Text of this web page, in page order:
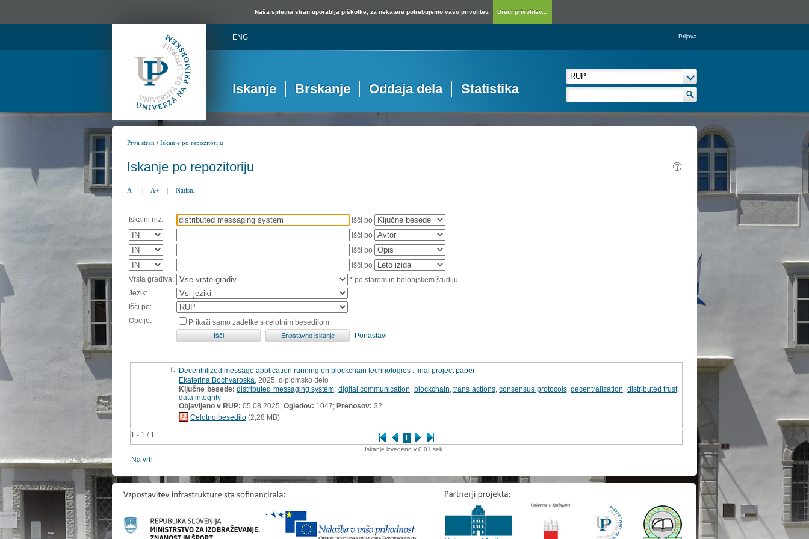
Naša spletna stran uporablja piškotke, za nekatere potrebujemo vašo privolitev. Uredi privolitev...
ENG Prijava
Iskanje Brskanje Oddaja dela Statistika
Prva stran /Iskanje po repozitoriju
Iskanje po repozitoriju
A- | A+ | Natisni
Iskalni niz:
išči po
išči po
išči po
išči po
Vrsta gradiva:
* po starem in bolonjskem študiju
Jezik:
Išči po:
Opcije:
Prikaži samo zadetke s celotnim besedilom
Ponastavi
1 - 1 / 1 1
1. Decentrilized message application running on blockchain technologies : final project paper
Ekaterina Bochvaroska , 2025, diplomsko delo
Ključne besede: distributed messaging system digital communication blockchain trans actions, consensus protocols, decentralization distributed trust,
data integrity
Objavljeno v RUP: 05.08.2025; Ogledov: 1047; Prenosov: 32
Celotno besedilo (2,28 MB)
Iskanje izvedeno v 0.01 sek.
Na vrh